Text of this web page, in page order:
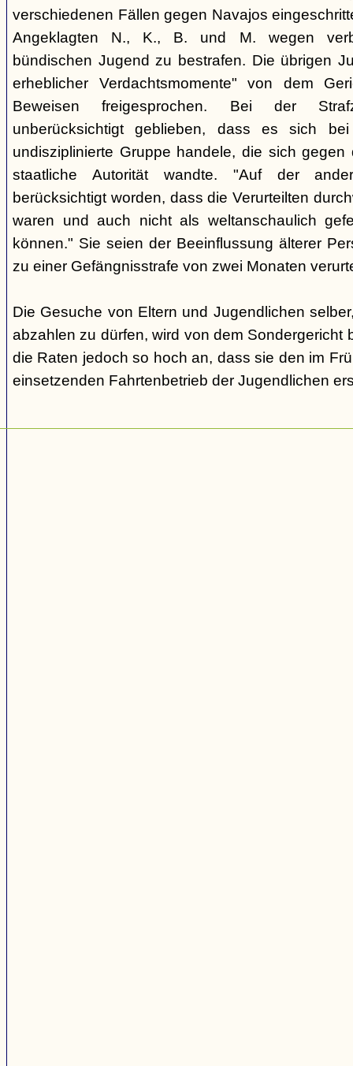
verschiedenen Fällen gegen Navajos
Angeklagten N., K., B. und M. wegen
bündischen Jugend zu bestrafen. Die übrigen
erheblicher Verdachtsmomente" von dem
Beweisen freigesprochen. Bei der
unberücksichtigt geblieben, dass es sich
undisziplinierte Gruppe handele, die sich
staatliche Autorität wandte. "Auf der
berücksichtigt worden, dass die Verurteilten
waren und auch nicht als weltanschaulich
können." Sie seien der Beeinflussung älterer
zu einer Gefängnisstrafe von zwei Monaten
Die Gesuche von Eltern und Jugendlichen
abzahlen zu dürfen, wird von dem Sondergericht
die Raten jedoch so hoch an, dass sie den im
einsetzenden Fahrtenbetrieb der Jugendlichen